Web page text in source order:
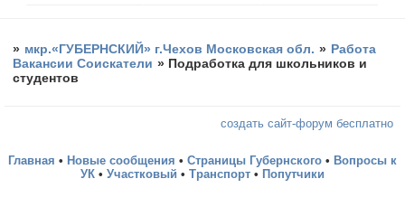
» мкр.«ГУБЕРНСКИЙ» г.Чехов Московская обл. » Работа
Вакансии Соискатели » Подработка для школьников и
студентов
создать сайт-форум бесплатно
Главная • Новые сообщения • Страницы Губернского • Вопросы к
УК • Участковый • Транспорт • Попутчики